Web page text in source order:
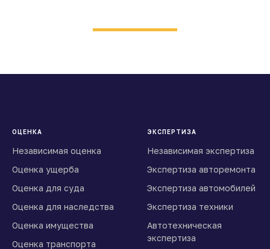
ОЦЕНКА
Независимая оценка
Оценка ущерба
Оценка для суда
Оценка для наследства
Оценка имущества
Оценка транспорта
ЭКСПЕРТИЗА
Независимая экспертиза
Экспертиза авторемонта
Экспертиза автомобилей
Экспертиза техники
Автотехническая
экспертиза